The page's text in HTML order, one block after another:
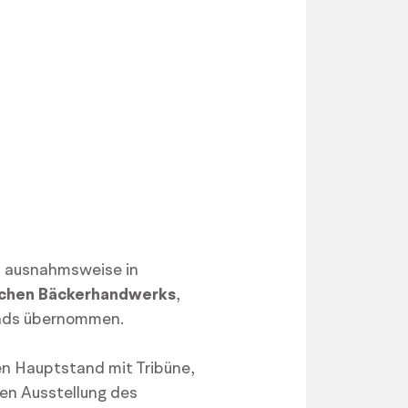
in
Bäckerhandwerks,
übernommen.
Hauptstand mit Tribüne,
Ausstellung des